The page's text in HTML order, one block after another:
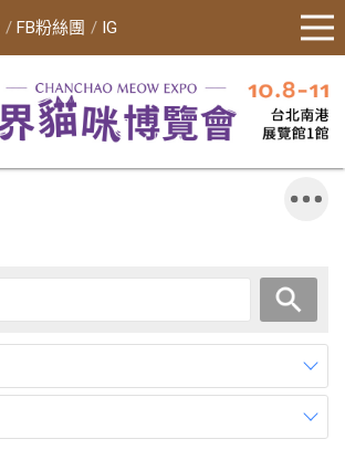
FB粉絲團 IG